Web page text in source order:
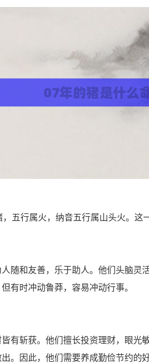
五行属火，纳音五行属山头火。这
随和友善，乐于助人。他们头脑灵
有时冲动鲁莽，容易冲动行事。
有斩获。他们擅长投资理财，眼光
。因此，他们需要养成勤俭节约的